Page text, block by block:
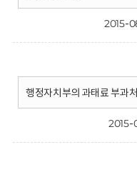
2015-
행정자치부의 과태료 부과
2015-